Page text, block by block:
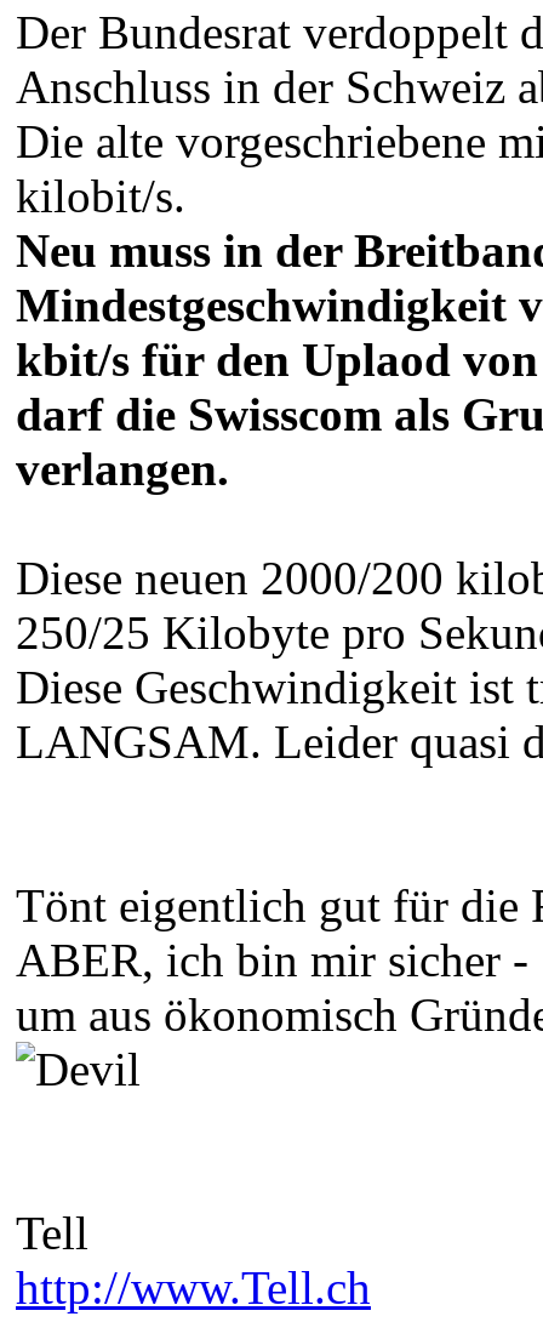
Der Bundesrat verdoppelt
Anschluss in der Schweiz
Die alte vorgeschriebene
kilobit/s.
Neu muss in der
Mindestgeschwindigkeit
kbit/s für den Uplaod
darf die Swisscom als
verlangen.
Diese neuen 2000/200
250/25 Kilobyte pro
Diese Geschwindigkeit ist
LANGSAM. Leider quasi
Tönt eigentlich gut für die
ABER, ich bin mir sicher -
um aus ökonomisch
Tell
http://www.Tell.ch